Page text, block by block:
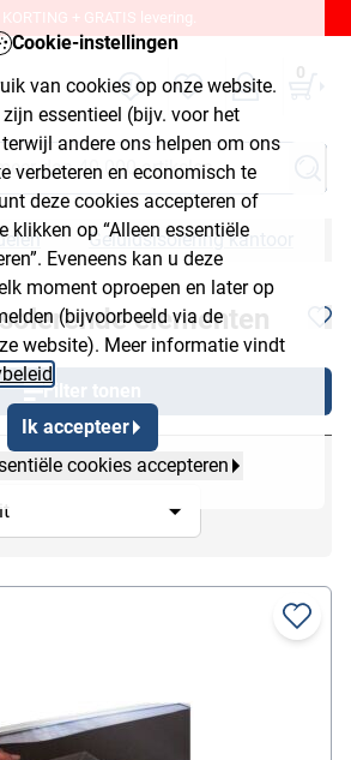
Cookie-instellingen
van cookies op onze website.
essentieel (bijv. voor het
andere ons helpen om ons
verbeteren en economisch te
deze cookies accepteren of
klikken op “Alleen essentiële
Eveneens kan u deze
moment oproepen en later op
(bijvoorbeeld via de
website). Meer informatie vindt
Ik accepteer
cookies accepteren
+ GRATIS levering.
0
Geluidsisolering kantoor
elementen
Filter tonen